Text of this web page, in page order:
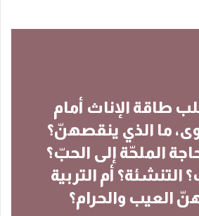
طاقة الإناث أمام
ما الذي ينقصهنّ؟
الملحّة إلى الحبّ؟
أم التربية
العيب والحرام؟